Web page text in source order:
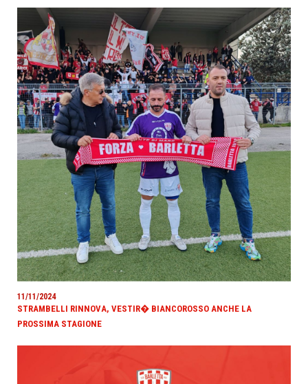
11/11/2024
STRAMBELLI RINNOVA, VESTIR� BIANCOROSSO ANCHE LA
PROSSIMA STAGIONE